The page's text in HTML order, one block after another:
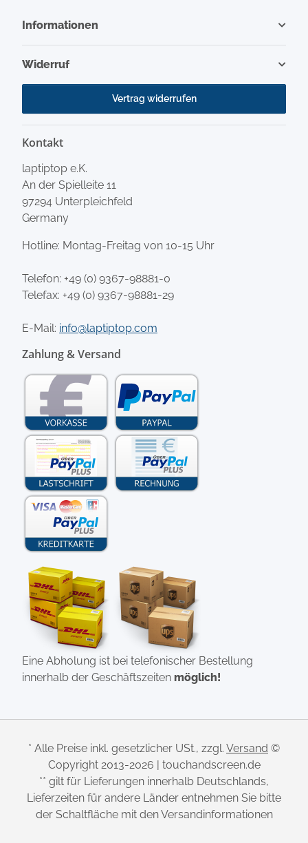
Informationen
Widerruf
Vertrag widerrufen
Kontakt
laptiptop e.K.
An der Spielleite 11
97294 Unterpleichfeld
Germany
Hotline: Montag-Freitag von 10-15 Uhr
Telefon: +49 (0) 9367-98881-0
Telefax: +49 (0) 9367-98881-29
E-Mail: info@laptiptop.com
Zahlung & Versand
Eine Abholung ist bei telefonischer Bestellung
innerhalb der Geschäftszeiten möglich!
* Alle Preise inkl. gesetzlicher USt., zzgl. Versand ©
Copyright 2013-2026 | touchandscreen.de
** gilt für Lieferungen innerhalb Deutschlands,
Lieferzeiten für andere Länder entnehmen Sie bitte
der Schaltfläche mit den Versandinformationen